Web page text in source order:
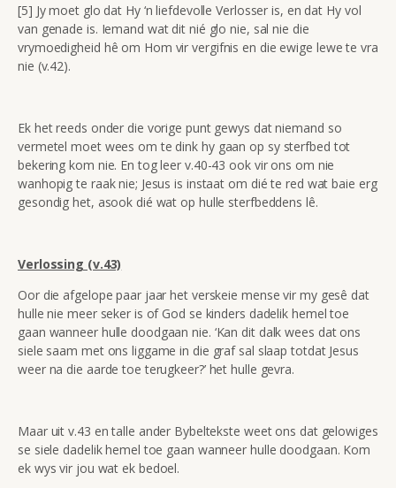
[5] Jy moet glo dat Hy ‘n liefdevolle Verlosser is, en dat Hy vol
van genade is. Iemand wat dit nié glo nie, sal nie die
vrymoedigheid hê om Hom vir vergifnis en die ewige lewe te vra
nie (v.42).
Ek het reeds onder die vorige punt gewys dat niemand so
vermetel moet wees om te dink hy gaan op sy sterfbed tot
bekering kom nie. En tog leer v.40-43 ook vir ons om nie
wanhopig te raak nie; Jesus is instaat om dié te red wat baie erg
gesondig het, asook dié wat op hulle sterfbeddens lê.
Verlossing (v.43)
Oor die afgelope paar jaar het verskeie mense vir my gesê dat
hulle nie meer seker is of God se kinders dadelik hemel toe
gaan wanneer hulle doodgaan nie. ‘Kan dit dalk wees dat ons
siele saam met ons liggame in die graf sal slaap totdat Jesus
weer na die aarde toe terugkeer?’ het hulle gevra.
Maar uit v.43 en talle ander Bybeltekste weet ons dat gelowiges
se siele dadelik hemel toe gaan wanneer hulle doodgaan. Kom
ek wys vir jou wat ek bedoel.